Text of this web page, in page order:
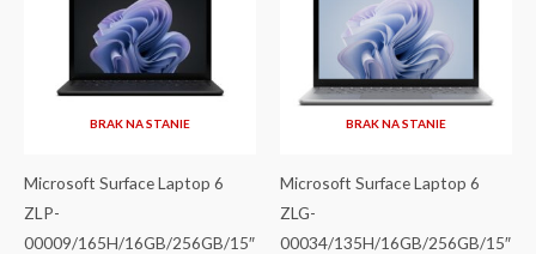
BRAK NA STANIE
Microsoft Surface Laptop 6
ZLP-
00009/165H/16GB/256GB/15″
BRAK NA STANIE
Microsoft Surface Laptop 6
ZLG-
00034/135H/16GB/256GB/15″